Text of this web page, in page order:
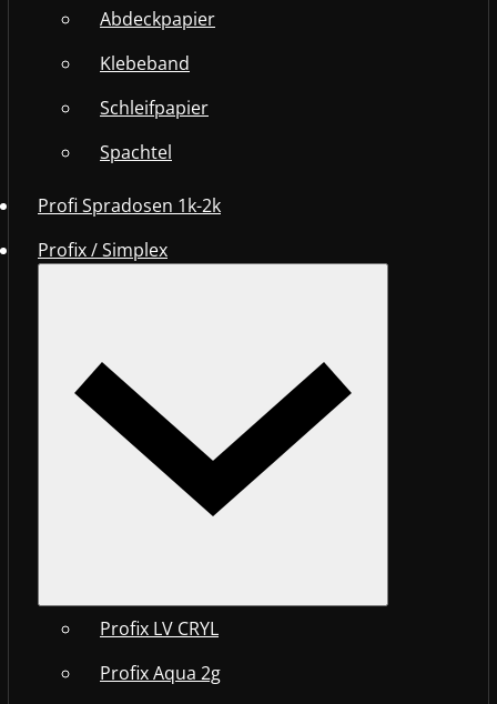
Abdeckpapier
Klebeband
Schleifpapier
Spachtel
Profi Spradosen 1k-2k
Profix / Simplex
Profix LV CRYL
Profix Aqua 2g